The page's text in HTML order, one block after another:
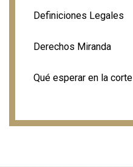
Definiciones Legales
Derechos Miranda
Qué esperar en la corte